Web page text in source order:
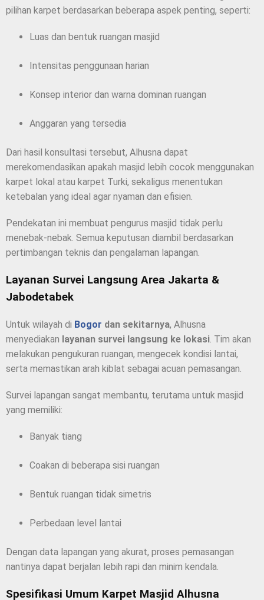
pilihan karpet berdasarkan beberapa aspek penting, seperti:
Luas dan bentuk ruangan masjid
Intensitas penggunaan harian
Konsep interior dan warna dominan ruangan
Anggaran yang tersedia
Dari hasil konsultasi tersebut, Alhusna dapat
merekomendasikan apakah masjid lebih cocok menggunakan
karpet lokal atau karpet Turki, sekaligus menentukan
ketebalan yang ideal agar nyaman dan efisien.
Pendekatan ini membuat pengurus masjid tidak perlu
menebak-nebak. Semua keputusan diambil berdasarkan
pertimbangan teknis dan pengalaman lapangan.
Layanan Survei Langsung Area Jakarta &
Jabodetabek
Untuk wilayah di Bogor dan sekitarnya, Alhusna
menyediakan layanan survei langsung ke lokasi. Tim akan
melakukan pengukuran ruangan, mengecek kondisi lantai,
serta memastikan arah kiblat sebagai acuan pemasangan.
Survei lapangan sangat membantu, terutama untuk masjid
yang memiliki:
Banyak tiang
Coakan di beberapa sisi ruangan
Bentuk ruangan tidak simetris
Perbedaan level lantai
Dengan data lapangan yang akurat, proses pemasangan
nantinya dapat berjalan lebih rapi dan minim kendala.
Spesifikasi Umum Karpet Masjid Alhusna